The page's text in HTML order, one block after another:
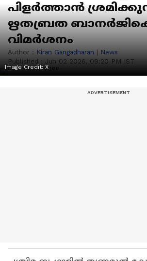
പിളർത്താൻ
ഋതബ്രത
വിമർശനം
Author : Kiran Gangadharan | News
Published : Jun 02 2026, 09:20 PM IST
Image Credit:X